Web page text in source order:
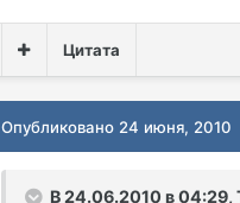
Цитата
Опубликовано 24 июня, 2010
В 24.06.2010 в 04:29,